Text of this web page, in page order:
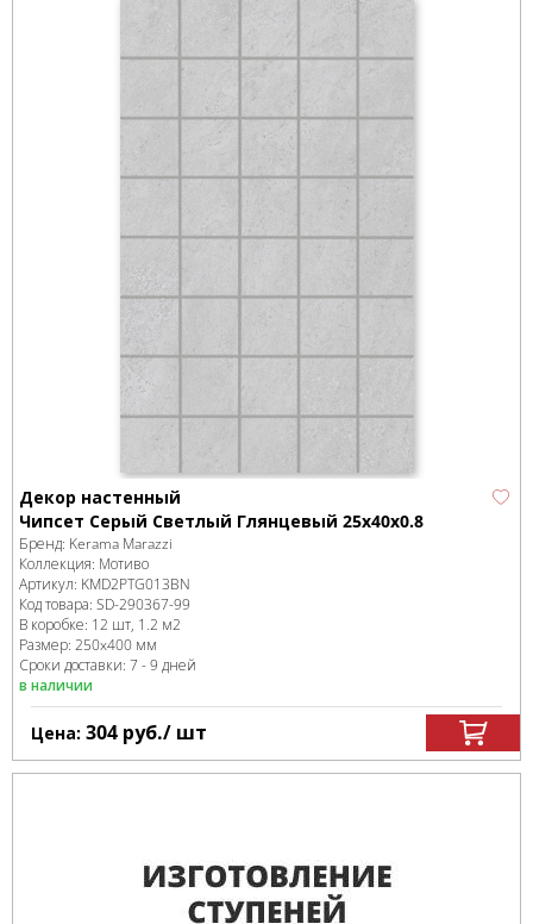
Декор настенный
Чипсет Серый Светлый Глянцевый 25x40x0.8
Бренд: Kerama Marazzi
Коллекция: Мотиво
Артикул: KMD2PTG013BN
Код товара: SD-290367-99
В коробке: 12 шт, 1.2 м2
Размер: 250x400 мм
Сроки доставки: 7 - 9 дней
в наличии
Цена: 304 руб./ шт